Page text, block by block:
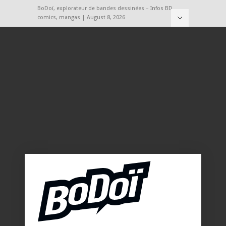
BoDoï, explorateur de bandes dessinées – Infos BD,
comics, mangas | August 8, 2026